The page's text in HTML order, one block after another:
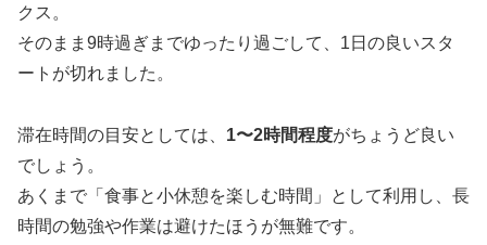
クス。
そのまま9時過ぎまでゆったり過ごして、1日の良いスタ
ートが切れました。
滞在時間の目安としては、 1〜2時間程度がちょうど良い
でしょう。
あくまで「食事と小休憩を楽しむ時間」として利用し、長
時間の勉強や作業は避けたほうが無難です。